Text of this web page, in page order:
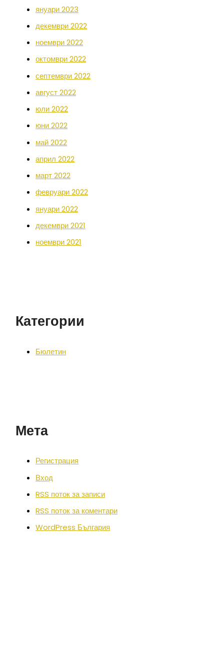
януари 2023
декември 2022
ноември 2022
октомври 2022
септември 2022
август 2022
юли 2022
юни 2022
май 2022
април 2022
март 2022
февруари 2022
януари 2022
декември 2021
ноември 2021
Категории
Бюлетин
Мета
Регистрация
Вход
RSS поток за записи
RSS поток за коментари
WordPress България